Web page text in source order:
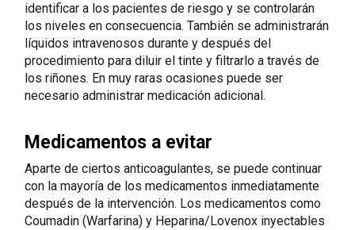
identificar a los pacientes de riesgo y se controlarán
los niveles en consecuencia. También se administrarán
líquidos intravenosos durante y después del
procedimiento para diluir el tinte y filtrarlo a través de
los riñones. En muy raras ocasiones puede ser
necesario administrar medicación adicional.
Medicamentos a evitar
Aparte de ciertos anticoagulantes, se puede continuar
con la mayoría de los medicamentos inmediatamente
después de la intervención. Los medicamentos como
Coumadin (Warfarina) y Heparina/Lovenox inyectables